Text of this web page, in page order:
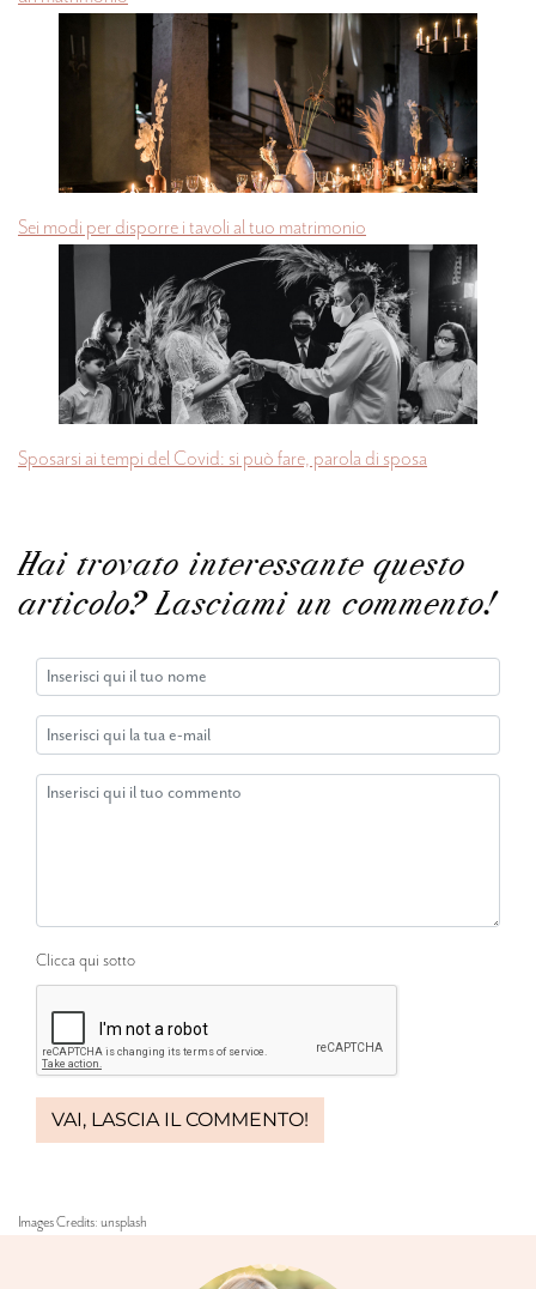
Sei modi per disporre i tavoli al tuo matrimonio
Sposarsi ai tempi del Covid: si può fare, parola di sposa
Hai trovato interessante questo
articolo? Lasciami un commento!
Clicca qui sotto
Images Credits: unsplash